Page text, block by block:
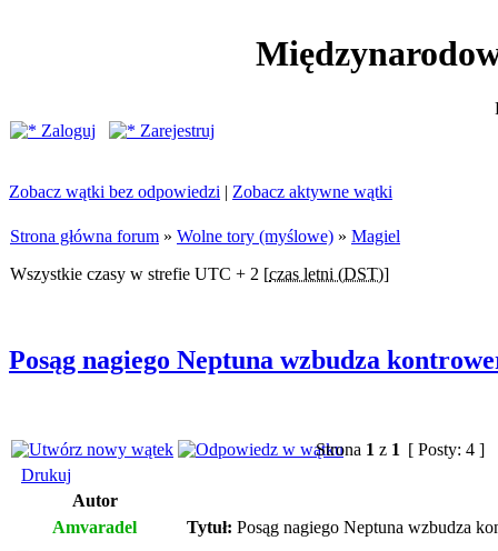
Zaloguj
Zarejestruj
Zobacz wątki bez odpowiedzi | Zobacz aktywne wątki
Strona główna forum » Wolne tory (myślowe) » Magiel
Wszystkie czasy w strefie UTC + 2 [czas letni (DST)]
Posąg nagiego Neptuna wzbudza
Strona 1 z 1 [ Posty: 4 ]
Drukuj
Autor
Amvaradel
Tytuł: Posąg nagiego Neptuna wzbudza